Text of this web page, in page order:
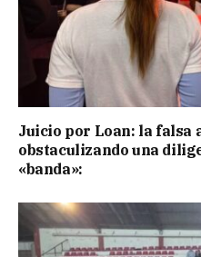
Juicio por Loan: la falsa
obstaculizando una
«banda»: